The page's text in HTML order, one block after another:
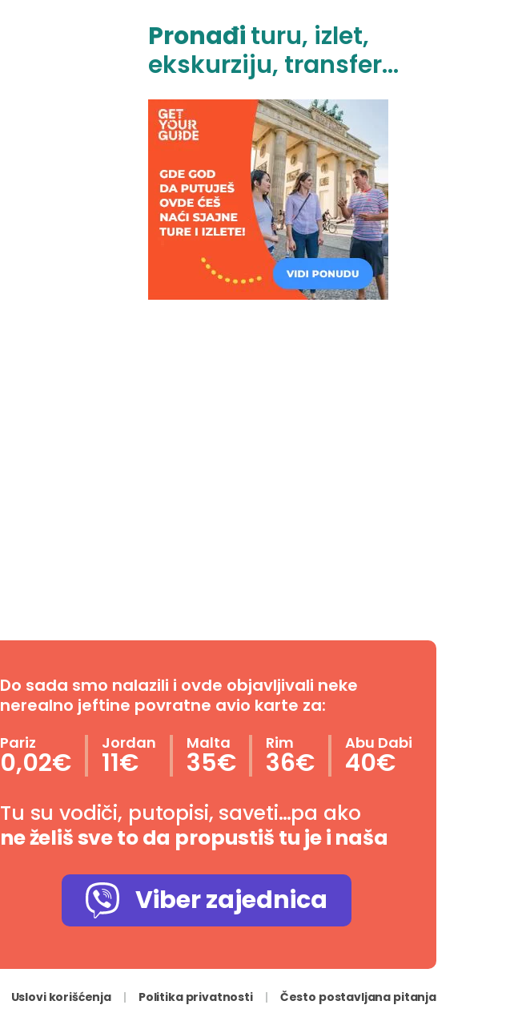
Pronađituru, izlet,
ekskurziju, transfer...
Do sada smo nalazili i ovde objavljivali neke
nerealno jeftine povratne avio karte za:
Pariz
0,02€
Jordan
11€
Malta
35€
Rim
36€
Abu Dabi
40€
Tu su vodiči, putopisi, saveti…pa ako
ne želiš sve to da propustiš tu je i naša
Viber zajednica
Uslovi korišćenja Politika privatnosti Često postavljana pitanja